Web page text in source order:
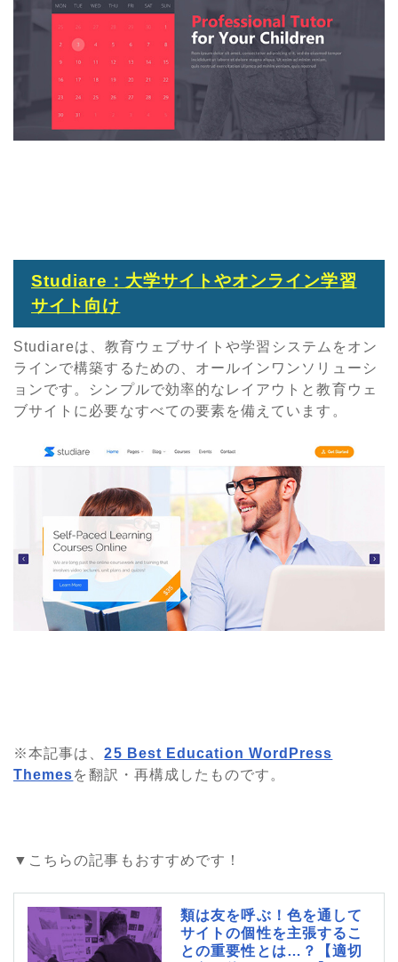
Studiare：大学サイトやオンライン学習
サイト向け
Studiareは、教育ウェブサイトや学習システムをオン
ラインで構築するための、オールインワンソリューシ
ョンです。シンプルで効率的なレイアウトと教育ウェ
ブサイトに必要なすべての要素を備えています。
※本記事は、25 Best Education WordPress
Themesを翻訳・再構成したものです。
▼こちらの記事もおすすめです！
類は友を呼ぶ！色を通して
サイトの個性を主張するこ
との重要性とは…？【適切